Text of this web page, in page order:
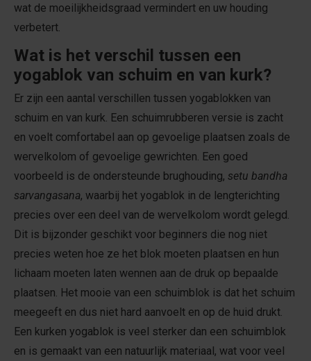
wat de moeilijkheidsgraad vermindert en uw houding
verbetert.
Wat is het verschil tussen een
yogablok van schuim en van kurk?
Er zijn een aantal verschillen tussen yogablokken van
schuim en van kurk. Een schuimrubberen versie is zacht
en voelt comfortabel aan op gevoelige plaatsen zoals de
wervelkolom of gevoelige gewrichten. Een goed
voorbeeld is de ondersteunde brughouding, setu bandha
sarvangasana, waarbij het yogablok in de lengterichting
precies over een deel van de wervelkolom wordt gelegd.
Dit is bijzonder geschikt voor beginners die nog niet
precies weten hoe ze het blok moeten plaatsen en hun
lichaam moeten laten wennen aan de druk op bepaalde
plaatsen. Het mooie van een schuimblok is dat het schuim
meegeeft en dus niet hard aanvoelt en op de huid drukt.
Een kurken yogablok is veel sterker dan een schuimblok
en is gemaakt van een natuurlijk materiaal, wat voor veel